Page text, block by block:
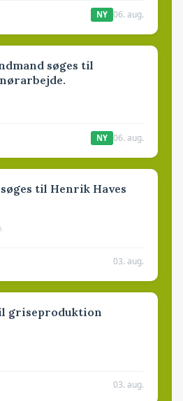
NY 06. aug.
søges til
NY 06. aug.
til Henrik Haves
03. aug.
griseproduktion
03. aug.